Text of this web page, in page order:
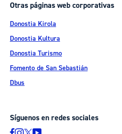
Otras páginas web corporativas
Donostia Kirola
Donostia Kultura
Donostia Turismo
Fomento de San Sebastián
Dbus
Síguenos en redes sociales